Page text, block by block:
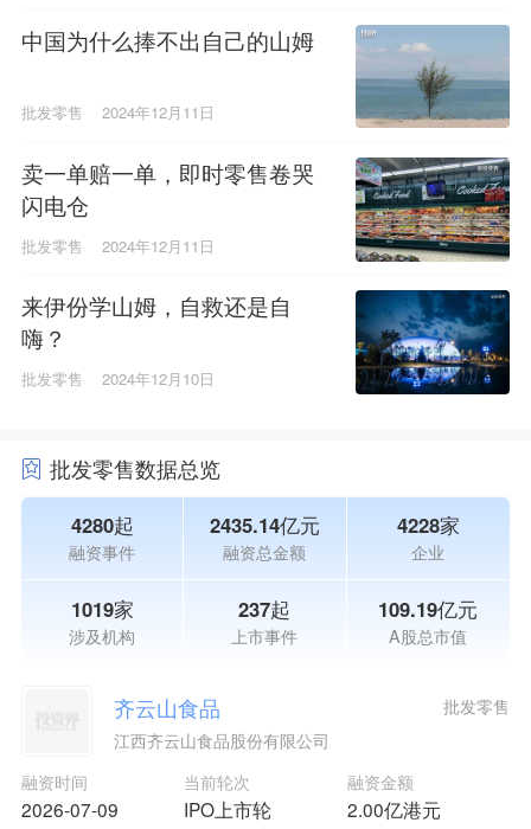
中国为什么捧不出自己的山姆
批发零售 2024年12月11日
卖一单赔一单，即时零售卷哭
闪电仓
批发零售 2024年12月11日
来伊份学山姆，自救还是自
嗨？
批发零售 2024年12月10日
批发零售数据总览
4280起
融资事件
2435.14亿元
融资总金额
4228家
企业
1019家
涉及机构
237起
上市事件
109.19亿元
A股总市值
齐云山食品
江西齐云山食品股份有限公司
融资时间
2026-07-09
当前轮次
IPO上市轮
融资金额
2.00亿港元
批发零售